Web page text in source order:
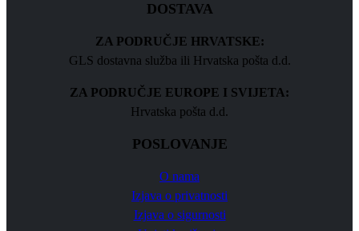
DOSTAVA
ZA PODRUČJE HRVATSKE:
GLS dostavna služba ili Hrvatska pošta d.d.
ZA PODRUČJE EUROPE I SVIJETA:
Hrvatska pošta d.d.
POSLOVANJE
O nama
Izjava o privatnosti
Izjava o sigurnosti